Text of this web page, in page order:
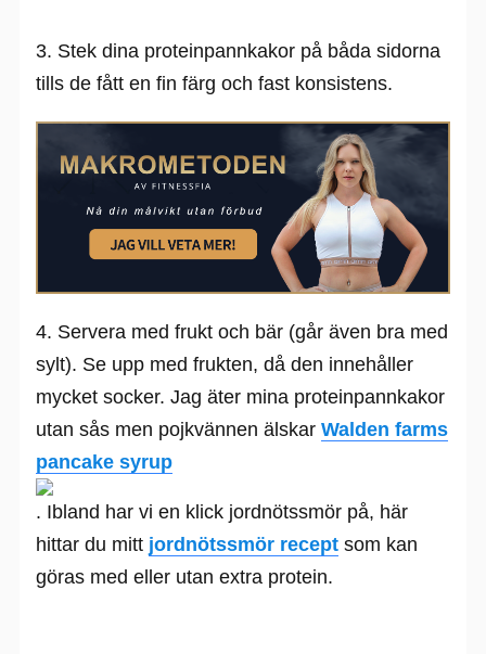
3. Stek dina proteinpannkakor på båda sidorna
tills de fått en fin färg och fast konsistens.
4. Servera med frukt och bär (går även bra med
sylt). Se upp med frukten, då den innehåller
mycket socker. Jag äter mina proteinpannkakor
utan sås men pojkvännen älskar Walden farms
pancake syrup
. Ibland har vi en klick jordnötssmör på, här
hittar du mitt jordnötssmör recept som kan
göras med eller utan extra protein.